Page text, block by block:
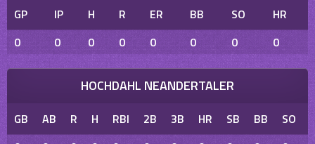
GP IP H R ER BB SO
HR
0
0 0 0 0 0 0 0
HOCHDAHL NEANDERTALER
GB AB R H RBI 2B 3B HR SB BB SO